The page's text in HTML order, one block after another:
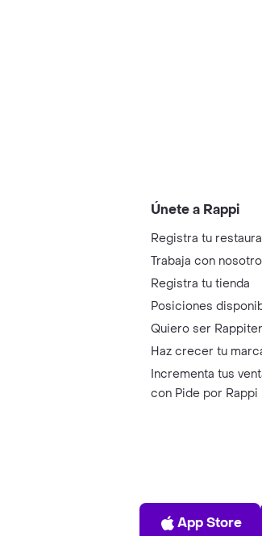
Únete a Rappi
Registra tu
Trabaja con
Registra tu tienda
Posiciones
Quiero ser
Haz crecer tu
Incrementa tus
con Pide por Rappi
App Store
App Store